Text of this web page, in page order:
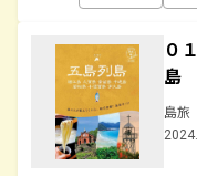
０
島
島旅